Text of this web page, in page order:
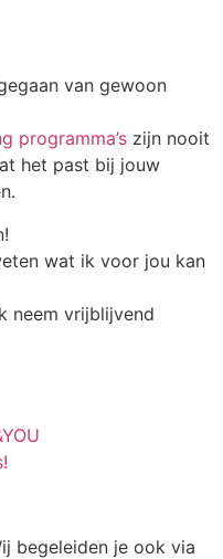
van gewoon
programma’s zijn nooit
het past bij jouw
wat ik voor jou kan
neem vrijblijvend
begeleiden je ook via